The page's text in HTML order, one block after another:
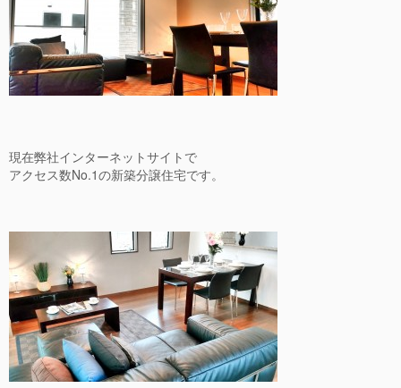
現在弊社インターネットサイトで
アクセス数No.1の新築分譲住宅です。